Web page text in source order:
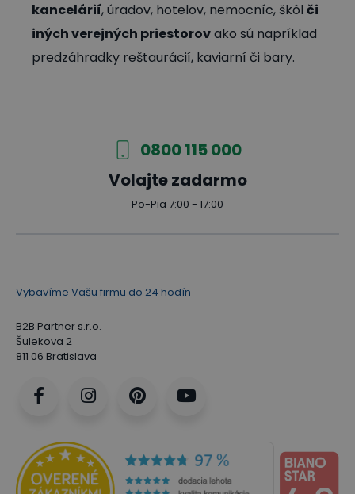
kancelárií, úradov, hotelov, nemocníc, škôl či
iných verejných priestorovako sú napríklad
predzáhradky reštaurácií, kaviarní či bary.
0800 115 000
Volajte zadarmo
Po-Pia 7:00 - 17:00
Vybavíme Vašu firmu do 24 hodín
B2B Partner s.r.o.
Šulekova 2
811 06 Bratislava